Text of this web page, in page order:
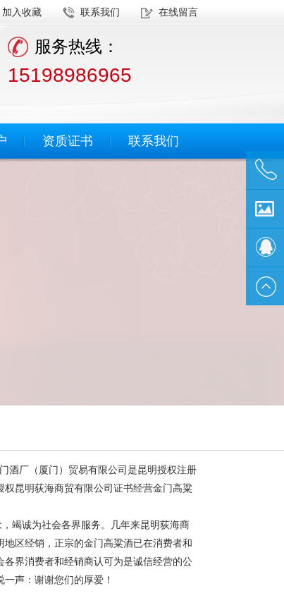
加入收藏 联系我们 在线留言
服务热线：
15198986965
资质证书 联系我们
厂（厦门）贸易有限公司是昆明授权注册
昆明荻海商贸有限公司证书经营金门高粱
竭诚为社会各界服务。几年来昆明荻海商
区经销，正宗的金门高粱酒已在消费者和
界消费者和经销商认可为是诚信经营的公
声：谢谢您们的厚爱！
客服中
案例展
QQ客服